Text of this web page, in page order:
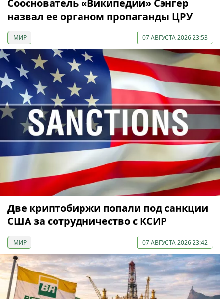
Сооснователь «Википедии» Сэнгер
назвал ее органом пропаганды ЦРУ
МИР 07 АВГУСТА 2026 23:53
Две криптобиржи попали под санкции
США за сотрудничество с КСИР
МИР 07 АВГУСТА 2026 23:42